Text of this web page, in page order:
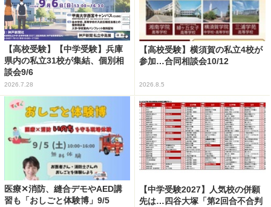
【高校受験】【中学受験】兵庫
県内の私立31校が集結、個別相
談会9/6
2026.7.28
【高校受験】横須賀の私立4校が
参加…合同相談会10/12
2026.8.5
医療✕消防、縫合デモやAED講
習も「おしごと体験博」9/5
【中学受験2027】人気校の併願
先は…四谷大塚「第2回合不合判